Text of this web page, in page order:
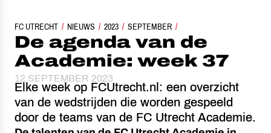
FC UTRECHT NIEUWS 2023 SEPTEMBER
DE AGENDA VAN DE ACADEMIE: WEEK 37
De agenda van de
Academie: week 37
12 SEPTEMBER 2023
Elke week op FCUtrecht.nl: een overzicht
van de wedstrijden die worden gespeeld
door de teams van de FC Utrecht Academie.